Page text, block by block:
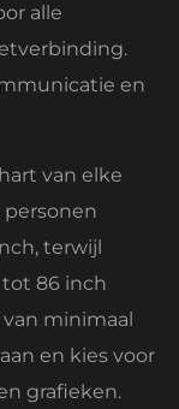
alle
en
van elke
terwijl
86 inch
minimaal
en kies voor
grafieken.